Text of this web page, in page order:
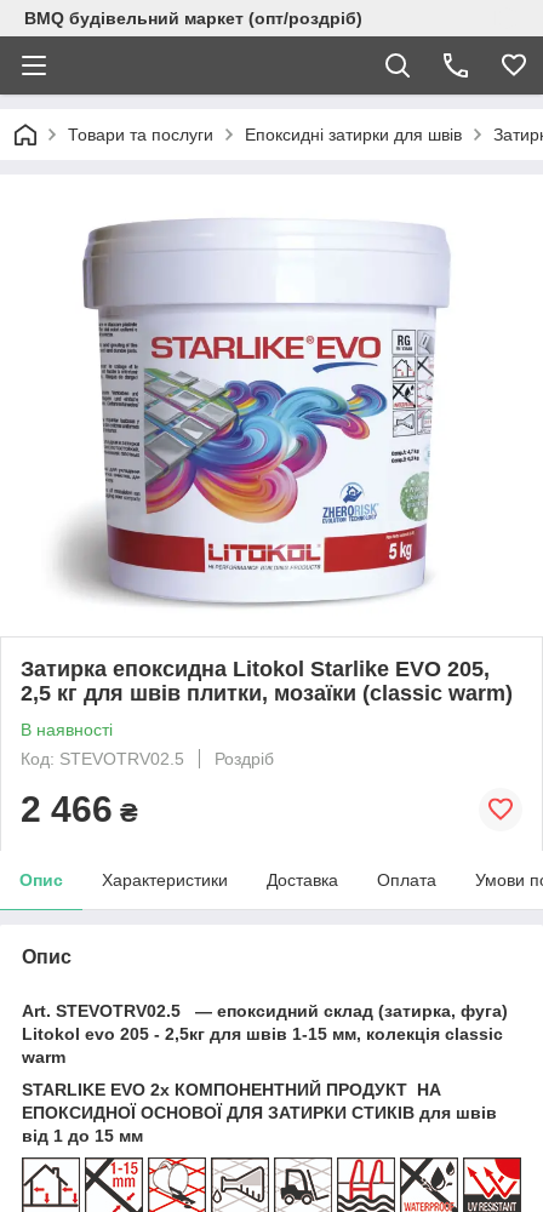
BMQ будівельний маркет (опт/роздріб)
Товари та послуги Епоксидні затирки для швів
Затирка епоксидна Litokol Starlike EVO 205,
2,5 кг для швів плитки, мозаїки (classic warm)
В наявності
Код: STEVOTRV02.5
Роздріб
2 466 ₴
Опис Характеристики Доставка Оплата Умови
Опис
Art. STEVOTRV02.5 — епоксидний склад (затирка, фуга)
Litokol evo 205 - 2,5кг для швів 1-15 мм, колекція classic
warm
STARLIKE EVO 2х КОМПОНЕНТНИЙ ПРОДУКТ НА
ЕПОКСИДНОЇ ОСНОВОЇ ДЛЯ ЗАТИРКИ СТИКІВ для швів
від 1 до 15 мм